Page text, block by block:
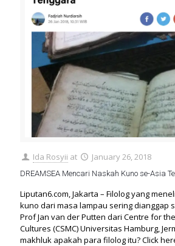
Ida Rosyii at January 26, 2018
DREAMSEA Mencari Naskah Kuno se-Asia
Liputan6.com, Jakarta – Filolog yang
kuno dari masa lampau sering dianggap
Prof Jan van der Putten dari Centre for
Cultures (CSMC) Universitas Hamburg,
makhluk apakah para filolog itu? Click